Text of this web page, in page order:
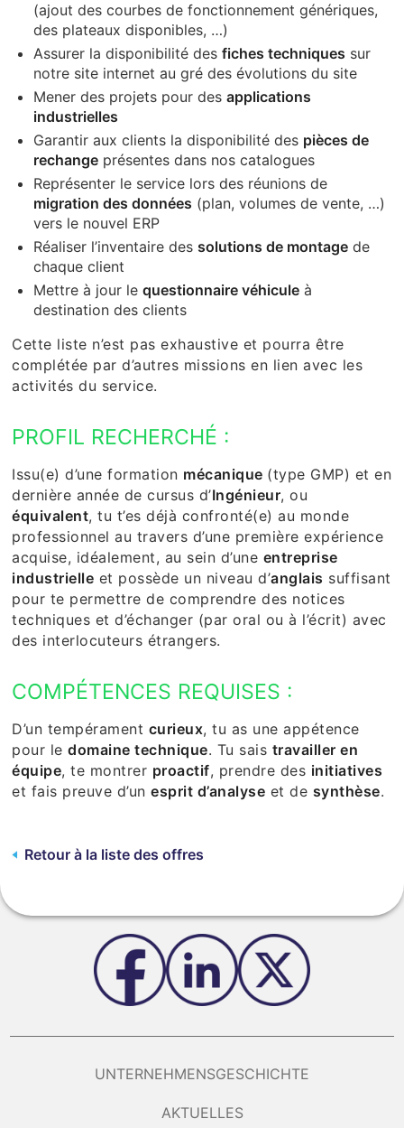
(ajout des courbes de fonctionnement génériques,
des plateaux disponibles, …)
Assurer la disponibilité desfiches techniques sur
notre site internet au gré des évolutions du site
Mener des projets pour desapplications
industrielles
Garantir aux clients la disponibilité des pièces de
rechange présentes dans nos catalogues
Représenter le service lors des réunions de
migration des données (plan, volumes de vente, …)
vers le nouvel ERP
Réaliser l’inventaire dessolutions de montage de
chaque client
Mettre à jour lequestionnaire véhicule à
destination des clients
Cette liste n’est pas exhaustive et pourra être
complétée par d’autres missions en lien avec les
activités du service.
PROFIL RECHERCHÉ :
Issu(e) d’une formation mécanique (type GMP) et en
dernière année de cursus d’Ingénieur, ou
équivalent, tu t’es déjà confronté(e) au monde
professionnel au travers d’une première expérience
acquise, idéalement, au sein d’une entreprise
industrielle et possède un niveau d’anglais suffisant
pour te permettre de comprendre des notices
techniques et d’échanger (par oral ou à l’écrit) avec
des interlocuteurs étrangers.
COMPÉTENCES REQUISES :
D’un tempérament curieux, tu as une appétence
pour ledomaine technique. Tu sais travailler en
équipe, te montrer proactif, prendre des initiatives
et fais preuve d’unesprit d’analyse et de synthèse.
Retour à la liste des offres
UNTERNEHMENSGESCHICHTE
AKTUELLES